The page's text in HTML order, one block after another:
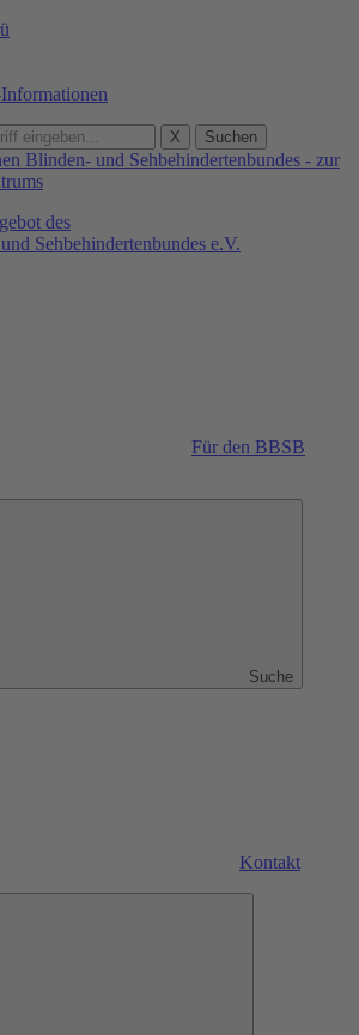
X Suchen
des
Sehbehindertenbundes e.V.
Für den BBSB
Suche
Kontakt